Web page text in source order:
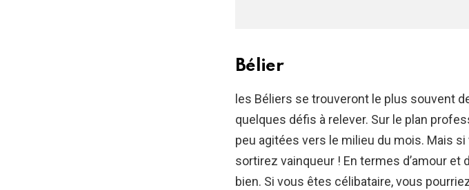
Bélier
les Béliers se trouveront le plus souvent
quelques défis à relever. Sur le plan
peu agitées vers le milieu du mois. Mais
sortirez vainqueur ! En termes d’amour et
bien. Si vous êtes célibataire, vous